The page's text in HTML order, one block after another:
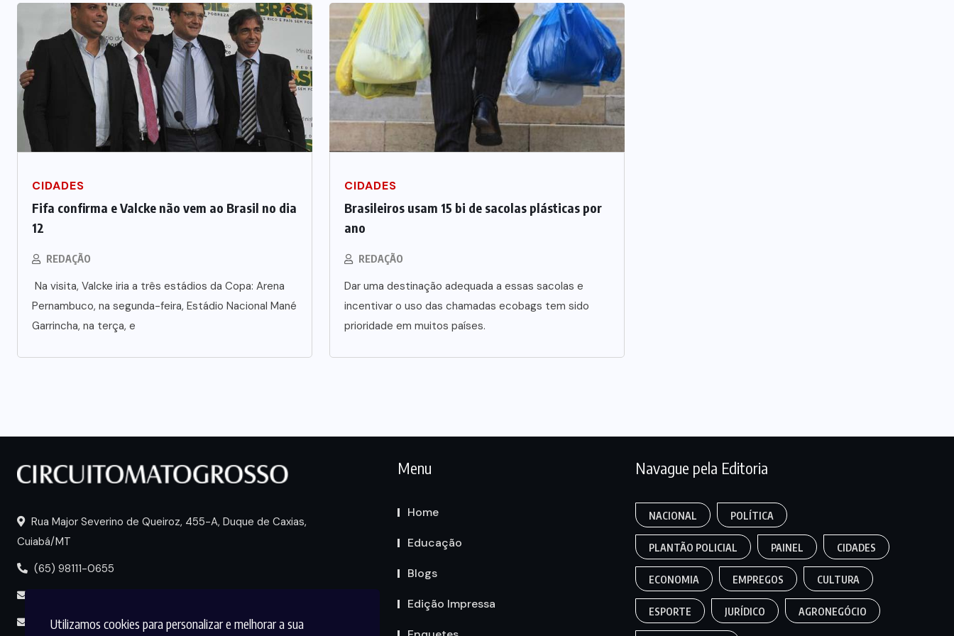
Utilizamos cookies para personalizar e melhorar a sua
CIDADES
Fifa confirma e Valcke não vem ao Brasil no dia
12
REDAÇÃO
Na visita, Valcke iria a três estádios da Copa: Arena
Pernambuco, na segunda-feira, Estádio Nacional Mané
Garrincha, na terça, e
CIDADES
Brasileiros usam 15 bi de sacolas plásticas por
ano
REDAÇÃO
Dar uma destinação adequada a essas sacolas e
incentivar o uso das chamadas ecobags tem sido
prioridade em muitos países.
Rua Major Severino de Queiroz, 455-A, Duque de Caxias,
Cuiabá/MT
(65) 98111-0655
midia@circuitomt.com.br
Menu
Home
Educação
Blogs
Edição Impressa
Navague pela Editoria
NACIONAL POLÍTICA
PLANTÃO POLICIAL PAINEL CIDADES
ECONOMIA EMPREGOS CULTURA
ESPORTE JURÍDICO AGRONEGÓCIO